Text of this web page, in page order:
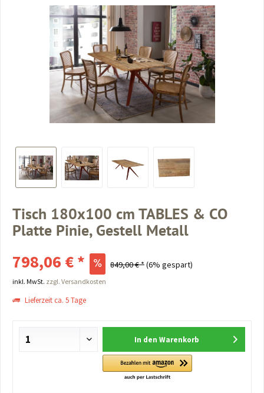
Tisch 180x100 cm TABLES & CO
Platte Pinie, Gestell Metall
798,06 € * 849,00 € *(6% gespart)
inkl. MwSt. zzgl. Versandkosten
Lieferzeit ca. 5 Tage
In den Warenkorb